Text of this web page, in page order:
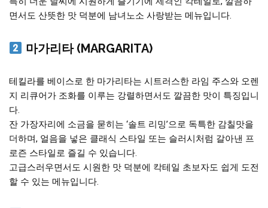
면서도 산뜻한 맛 덕분에 남녀노소 사랑받는 메뉴입니다.
마가리타 (MARGARITA)
테킬라를 베이스로 한 마가리타는 시트러스한 라임 주스와 오렌
지 리큐어가 조화를 이루는 강렬하면서도 깔끔한 맛이 특징입니
다.
잔 가장자리에 소금을 묻히는 ‘솔트 리밍’으로 독특한 감칠맛을
더하며, 얼음을 넣은 클래식 스타일 또는 슬러시처럼 갈아낸 프
로즌 스타일로 즐길 수 있습니다.
고급스러우면서도 시원한 맛 덕분에 칵테일 초보자도 쉽게 도전
할 수 있는 메뉴입니다.